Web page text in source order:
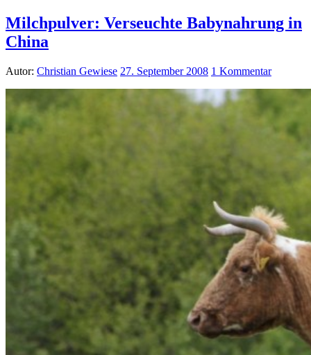
Milchpulver: Verseuchte Babynahrung in
China
Autor: Christian Gewiese 27. September 2008 1 Kommentar